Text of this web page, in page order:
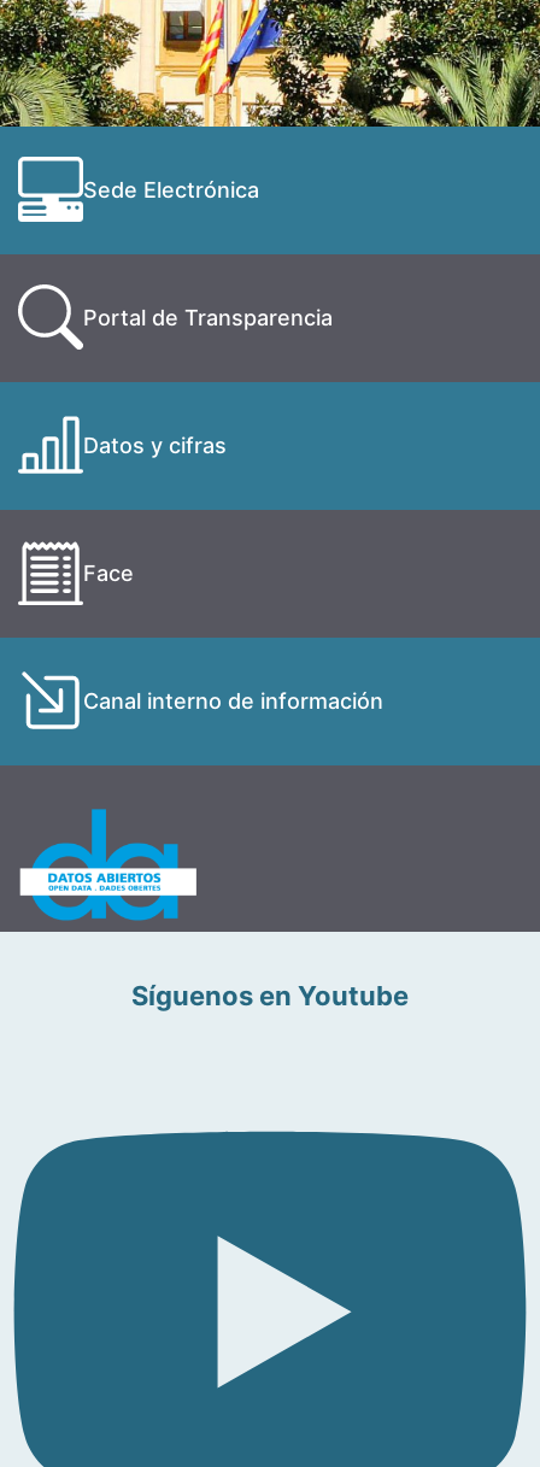
Sede Electrónica
Portal de Transparencia
Datos y cifras
Face
Canal interno de información
Síguenos en Youtube